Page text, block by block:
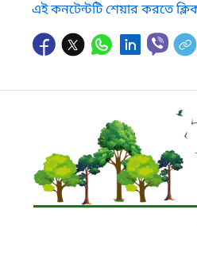
এই কনটেন্টটি শেয়ার করতে